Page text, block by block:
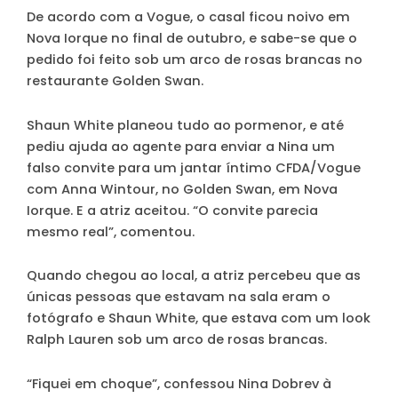
De acordo com a Vogue, o casal ficou noivo em
Nova Iorque no final de outubro, e sabe-se que o
pedido foi feito sob um arco de rosas brancas no
restaurante Golden Swan.
Shaun White planeou tudo ao pormenor, e até
pediu ajuda ao agente para enviar a Nina um
falso convite para um jantar íntimo CFDA/Vogue
com Anna Wintour, no Golden Swan, em Nova
Iorque. E a atriz aceitou. “O convite parecia
mesmo real”, comentou.
Quando chegou ao local, a atriz percebeu que as
únicas pessoas que estavam na sala eram o
fotógrafo e Shaun White, que estava com um look
Ralph Lauren sob um arco de rosas brancas.
“Fiquei em choque”, confessou Nina Dobrev à